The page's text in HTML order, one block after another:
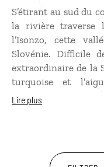
S’étirant au sud du
la rivière traverse
l’Isonzo, cette
Slovénie. Difficile
extraordinaire de la
turquoise et
blancheur de la
national du
Lire plus